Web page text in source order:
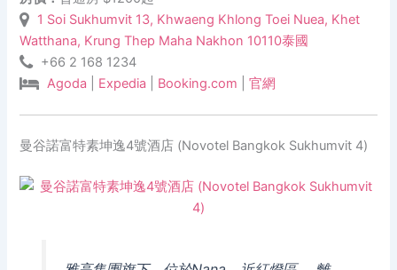
1 Soi Sukhumvit 13, Khwaeng Khlong Toei Nuea, Khet
Watthana, Krung Thep Maha Nakhon 10110泰國
+66 2 168 1234
Agoda
Expedia Booking.com |官網
曼谷諾富特素坤逸4號酒店 (Novotel Bangkok Sukhumvit 4)